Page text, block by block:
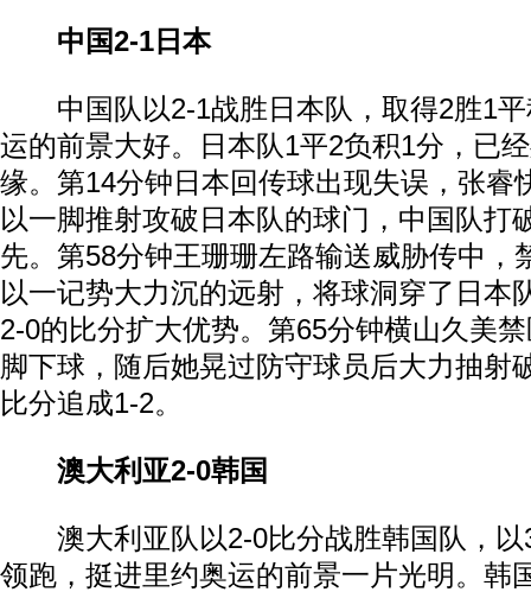
中国2-1日本
中国队以2-1战胜日本队，取得2胜1平
运的前景大好。日本队1平2负积1分，已
缘。第14分钟日本回传球出现失误，张睿
以一脚推射攻破日本队的球门，中国队打
先。第58分钟王珊珊左路输送威胁传中，
以一记势大力沉的远射，将球洞穿了日本
2-0的比分扩大优势。第65分钟横山久美
脚下球，随后她晃过防守球员后大力抽射
比分追成1-2。
澳大利亚2-0韩国
澳大利亚队以2-0比分战胜韩国队，以
领跑，挺进里约奥运的前景一片光明。韩